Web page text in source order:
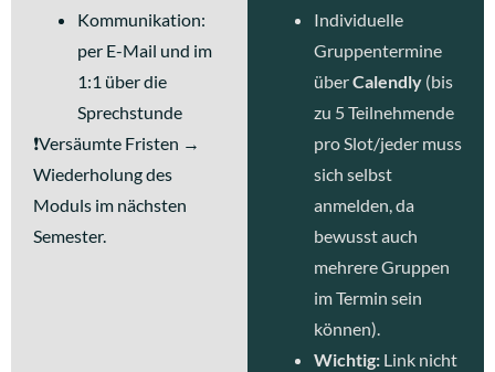
Kommunikation:
per E-Mail und im
1:1 über die
Sprechstunde
❗Versäumte Fristen →
Wiederholung des
Moduls im nächsten
Semester.
Individuelle
Gruppentermine
überCalendly (bis
zu 5 Teilnehmende
pro Slot/jeder muss
sich selbst
anmelden, da
bewusst auch
mehrere Gruppen
im Termin sein
können).
Wichtig: Link nicht